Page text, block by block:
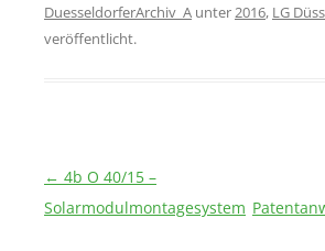
DuesseldorferArchiv_A unter 2016, LG
veröffentlicht.
Beitragsnavigation
← 4b O 40/15 –
Solarmodulmontagesystem